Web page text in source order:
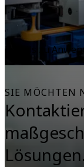
Details zu
SIE MÖCHTEN
Lösungen.